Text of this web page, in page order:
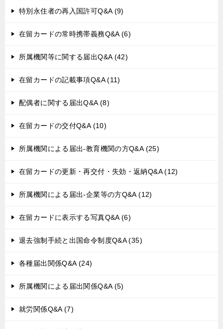
特別永住者の再入国許可Q&A (9)
在留カードの常時携帯義務Q&A (6)
所属機関等に関する届出Q&A (42)
在留カードの記載事項Q&A (11)
配偶者に関する届出Q&A (8)
在留カードの交付Q&A (10)
所属機関による届出-教育機関の方Q&A (25)
在留カードの更新・再交付・失効・返納Q&A (12)
所属機関による届出-企業等の方Q&A (12)
在留カードに表示する写真Q&A (6)
退去強制手続と出国命令制度Q&A (35)
各種届出関係Q&A (24)
所属機関による届出関係Q&A (5)
就労関係Q&A (7)